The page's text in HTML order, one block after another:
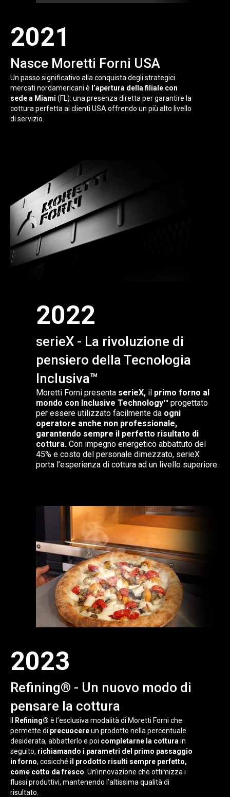
2021
Nasce Moretti Forni USA
Un passo significativo alla conquista degli strategici
mercati nordamericani è l’apertura della filiale con
sede a Miami (FL): una presenza diretta per garantire la
cottura perfetta ai clienti USA offrendo un più alto livello
di servizio.
2022
serieX - La rivoluzione di
pensiero della Tecnologia
Inclusiva™
Moretti Forni presenta serieX, il primo forno al
mondo con Inclusive Technology™ progettato
per essere utilizzato facilmente da ogni
operatore anche non professionale,
garantendo sempre il perfetto risultato di
cottura. Con impegno energetico abbattuto del
45% e costo del personale dimezzato, serieX
porta l’esperienza di cottura ad un livello superiore.
2023
Refining® - Un nuovo modo di
pensare la cottura
Refining® è l’esclusiva modalità di Moretti Forni che
permette di precuocereun prodotto nella percentuale
desiderata, abbatterlo e poi completarne la cotturain
seguito, richiamando i parametri del primo passaggio
in forno, cosicché il prodotto risulti sempre perfetto,
come cotto da fresco. Un’innovazione che ottimizza i
flussi produttivi, mantenendo l’altissima qualità di
risultato.